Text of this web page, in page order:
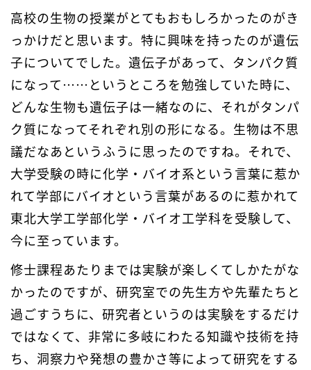
高校の生物の授業がとてもおもしろかったのがき
っかけだと思います。特に興味を持ったのが遺伝
子についてでした。遺伝子があって、タンパク質
になって……というところを勉強していた時に、
どんな生物も遺伝子は一緒なのに、それがタンパ
ク質になってそれぞれ別の形になる。生物は不思
議だなあというふうに思ったのですね。それで、
大学受験の時に化学・バイオ系という言葉に惹か
れて学部にバイオという言葉があるのに惹かれて
東北大学工学部化学・バイオ工学科を受験して、
今に至っています。
修士課程あたりまでは実験が楽しくてしかたがな
かったのですが、研究室での先生方や先輩たちと
過ごすうちに、研究者というのは実験をするだけ
ではなくて、非常に多岐にわたる知識や技術を持
ち、洞察力や発想の豊かさ等によって研究をする